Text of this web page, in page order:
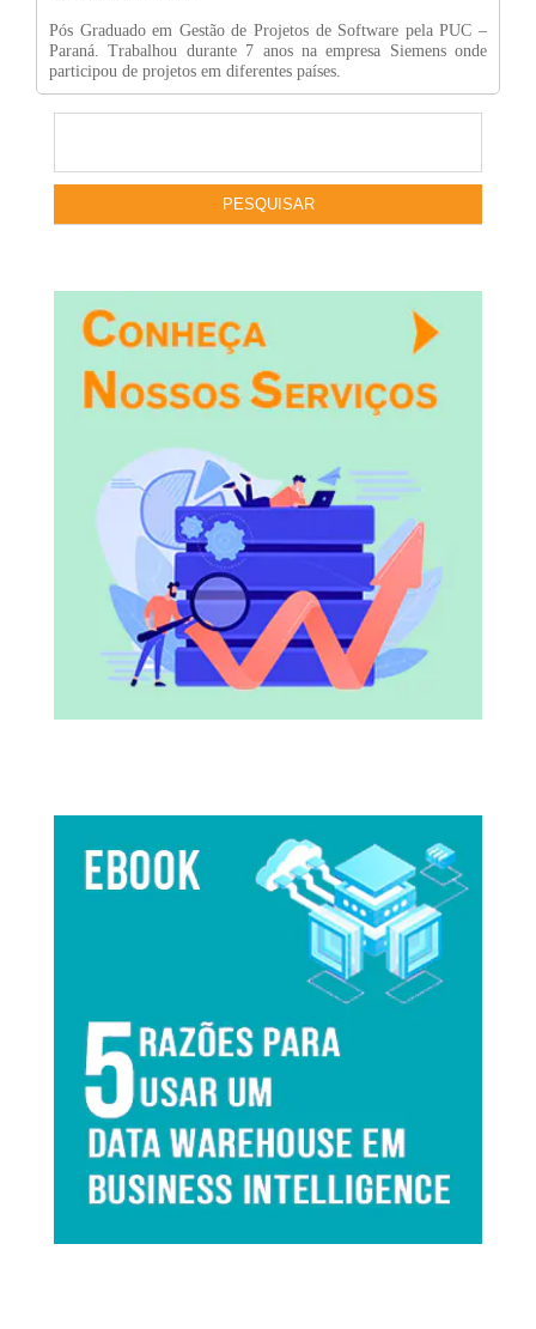
Pós Graduado em Gestão de Projetos de Software pela PUC –
Paraná. Trabalhou durante 7 anos na empresa Siemens onde
participou de projetos em diferentes países.